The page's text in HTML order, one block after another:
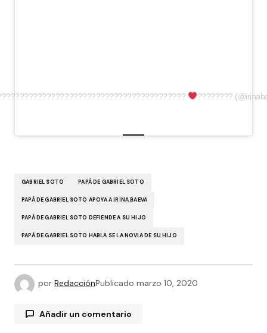
????????
GABRIEL SOTO PAPÁ DE GABRIEL SOTO
PAPÁ DE GABRIEL SOTO APOYA A IRINA BAEVA
PAPÁ DE GABRIEL SOTO DEFIENDE A SU HIJO
PAPÁ DE GABRIEL SOTO HABLA SE LA NOVIA DE SU HIJO
por RedacciónPublicado marzo 10, 2020
Añadir un comentario